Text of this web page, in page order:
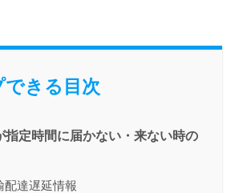
できる目次
指定時間に届かない・来ない時の
達遅延情報